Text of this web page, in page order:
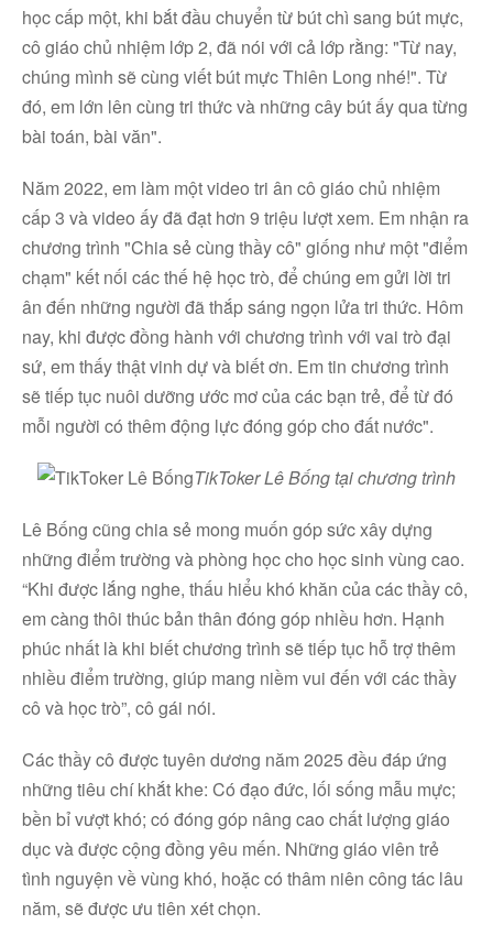
học cấp một, khi bắt đầu chuyển từ bút chì sang bút mực,
cô giáo chủ nhiệm lớp 2, đã nói với cả lớp rằng: "Từ nay,
chúng mình sẽ cùng viết bút mực Thiên Long nhé!". Từ
đó, em lớn lên cùng tri thức và những cây bút ấy qua từng
bài toán, bài văn".
Năm 2022, em làm một video tri ân cô giáo chủ nhiệm
cấp 3 và video ấy đã đạt hơn 9 triệu lượt xem. Em nhận ra
chương trình "Chia sẻ cùng thầy cô" giống như một "điểm
chạm" kết nối các thế hệ học trò, để chúng em gửi lời tri
ân đến những người đã thắp sáng ngọn lửa tri thức. Hôm
nay, khi được đồng hành với chương trình với vai trò đại
sứ, em thấy thật vinh dự và biết ơn. Em tin chương trình
sẽ tiếp tục nuôi dưỡng ước mơ của các bạn trẻ, để từ đó
mỗi người có thêm động lực đóng góp cho đất nước".
TikToker Lê Bống tại chương trình
Lê Bống cũng chia sẻ mong muốn góp sức xây dựng
những điểm trường và phòng học cho học sinh vùng cao.
“Khi được lắng nghe, thấu hiểu khó khăn của các thầy cô,
em càng thôi thúc bản thân đóng góp nhiều hơn. Hạnh
phúc nhất là khi biết chương trình sẽ tiếp tục hỗ trợ thêm
nhiều điểm trường, giúp mang niềm vui đến với các thầy
cô và học trò”, cô gái nói.
Các thầy cô được tuyên dương năm 2025 đều đáp ứng
những tiêu chí khắt khe: Có đạo đức, lối sống mẫu mực;
bền bỉ vượt khó; có đóng góp nâng cao chất lượng giáo
dục và được cộng đồng yêu mến. Những giáo viên trẻ
tình nguyện về vùng khó, hoặc có thâm niên công tác lâu
năm, sẽ được ưu tiên xét chọn.
Facebook
Linkedin